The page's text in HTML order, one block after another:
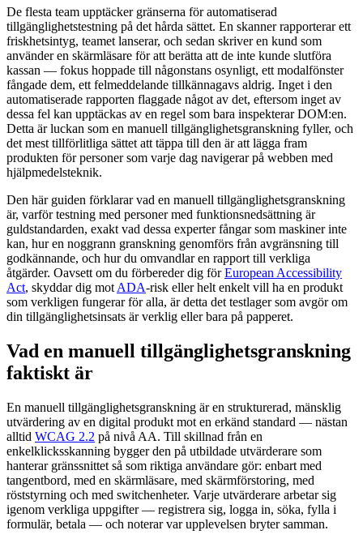
De flesta team upptäcker gränserna för automatiserad
tillgänglighetstestning på det hårda sättet. En skanner rapporterar ett
friskhetsintyg, teamet lanserar, och sedan skriver en kund som
använder en skärmläsare för att berätta att de inte kunde slutföra
kassan — fokus hoppade till någonstans osynligt, ett modalfönster
fångade dem, ett felmeddelande tillkännagavs aldrig. Inget i den
automatiserade rapporten flaggade något av det, eftersom inget av
dessa fel kan upptäckas av en regel som bara inspekterar DOM:en.
Detta är luckan som en manuell tillgänglighetsgranskning fyller, och
det mest tillförlitliga sättet att täppa till den är att lägga fram
produkten för personer som varje dag navigerar på webben med
hjälpmedelsteknik.
Den här guiden förklarar vad en manuell tillgänglighetsgranskning
är, varför testning med personer med funktionsnedsättning är
guldstandarden, exakt vad dessa experter fångar som maskiner inte
kan, hur en noggrann granskning genomförs från avgränsning till
godkännande, och hur du omvandlar en rapport till verkliga
åtgärder. Oavsett om du förbereder dig förEuropean Accessibility
Act, skyddar dig mot ADA-risk eller helt enkelt vill ha en produkt
som verkligen fungerar för alla, är detta det testlager som avgör om
din tillgänglighetsinsats är verklig eller bara på papperet.
Vad en manuell tillgänglighetsgranskning
faktiskt är
En manuell tillgänglighetsgranskning är en strukturerad, mänsklig
utvärdering av en digital produkt mot en erkänd standard — nästan
alltid WCAG 2.2 på nivå AA. Till skillnad från en
enkelklicksskanning bygger den på utbildade utvärderare som
hanterar gränssnittet så som riktiga användare gör: enbart med
tangentbord, med en skärmläsare, med skärmförstoring, med
röststyrning och med switchenheter. Varje utvärderare arbetar sig
igenom verkliga uppgifter — registrera sig, logga in, söka, fylla i
formulär, betala — och noterar var upplevelsen bryter samman.